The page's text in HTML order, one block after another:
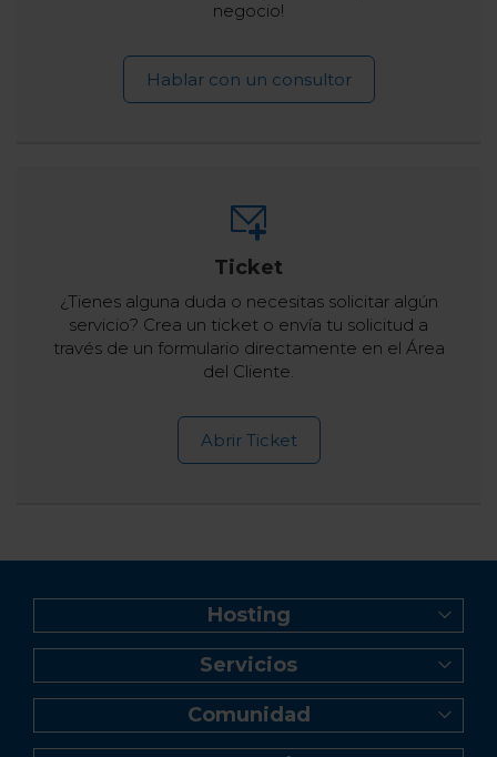
negocio!
Hablar con un consultor
Ticket
¿Tienes alguna duda o necesitas solicitar algún
servicio? Crea un ticket o envía tu solicitud a
través de un formulario directamente en el Área
del Cliente.
Abrir Ticket
Hosting
Web Hosting
Creador de Sitios
Reseller Hosting
Servidor VPS
Servicios
Registro de dominio
Transferencia de dominio
Comunidad